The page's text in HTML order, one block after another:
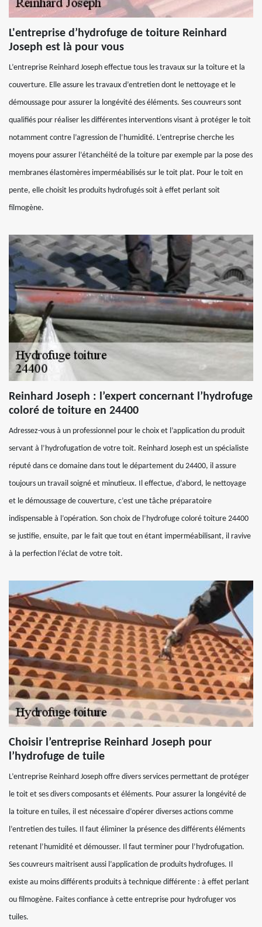
L'entreprise d’hydrofuge de toiture Reinhard
Joseph est là pour vous
L’entreprise Reinhard Joseph effectue tous les travaux sur la toiture et la
couverture. Elle assure les travaux d’entretien dont le nettoyage et le
démoussage pour assurer la longévité des éléments. Ses couvreurs sont
qualifiés pour réaliser les différentes interventions visant à protéger le toit
notamment contre l’agression de l’humidité. L’entreprise cherche les
moyens pour assurer l’étanchéité de la toiture par exemple par la pose des
membranes élastomères imperméabilisés sur le toit plat. Pour le toit en
pente, elle choisit les produits hydrofugés soit à effet perlant soit
filmogène.
Reinhard Joseph : l’expert concernant l’hydrofuge
coloré de toiture en 24400
Adressez-vous à un professionnel pour le choix et l’application du produit
servant à l’hydrofugation de votre toit. Reinhard Joseph est un spécialiste
réputé dans ce domaine dans tout le département du 24400, il assure
toujours un travail soigné et minutieux. Il effectue, d’abord, le nettoyage
et le démoussage de couverture, c’est une tâche préparatoire
indispensable à l’opération. Son choix de l’hydrofuge coloré toiture 24400
se justifie, ensuite, par le fait que tout en étant imperméabilisant, il ravive
à la perfection l’éclat de votre toit.
Choisir l’entreprise Reinhard Joseph pour
l’hydrofuge de tuile
L’entreprise Reinhard Joseph offre divers services permettant de protéger
le toit et ses divers composants et éléments. Pour assurer la longévité de
la toiture en tuiles, il est nécessaire d’opérer diverses actions comme
l’entretien des tuiles. Il faut éliminer la présence des différents éléments
retenant l’humidité et démousser. Il faut terminer pour l’hydrofugation.
Ses couvreurs maitrisent aussi l’application de produits hydrofuges. Il
existe au moins différents produits à technique différente : à effet perlant
ou filmogène. Faites confiance à cette entreprise pour hydrofuger vos
tuiles.